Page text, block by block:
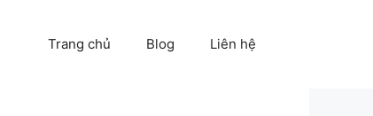
Trang chủ Blog Liên hệ